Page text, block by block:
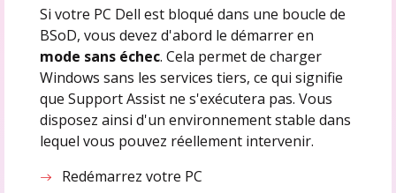
Si votre PC Dell est bloqué dans une boucle de
BSoD, vous devez d'abord le démarrer en
mode sans échec. Cela permet de charger
Windows sans les services tiers, ce qui signifie
que Support Assist ne s'exécutera pas. Vous
disposez ainsi d'un environnement stable dans
lequel vous pouvez réellement intervenir.
Redémarrez votre PC